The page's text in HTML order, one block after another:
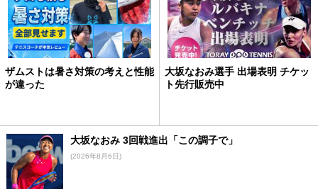
ザムストは暑さ対策の考えと性能
が違った
大坂なおみ選手 出場表明 チケッ
ト先行販売中
大坂なおみ 3回戦進出「この調子で」
(2026年8月6日)